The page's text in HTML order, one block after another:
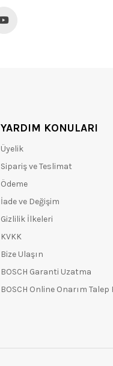
YARDIM KONULARI
Üyelik
Sipariş ve Teslimat
Ödeme
İade ve Değişim
Gizlilik İlkeleri
KVKK
Bize Ulaşın
BOSCH Garanti Uzatma
BOSCH Online Onarım Talep